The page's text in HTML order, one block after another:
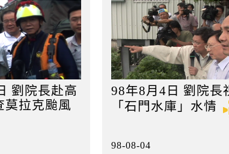
劉院長赴高
莫拉克颱風
98年8月4日 劉院長
「石門水庫」水情
98-08-04